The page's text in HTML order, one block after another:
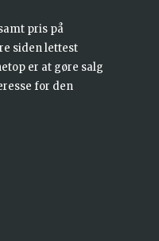
pris på
siden lettest
er at gøre salg
for den